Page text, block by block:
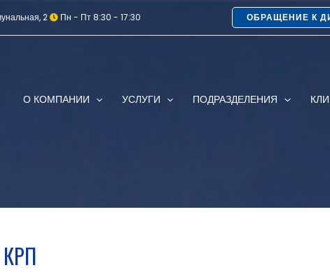
2 Пн - Пт 8:30 - 17:30 ОБРАЩЕНИЕ К
О КОМПАНИИ УСЛУГИ ПОДРАЗДЕЛЕНИЯ
КРП